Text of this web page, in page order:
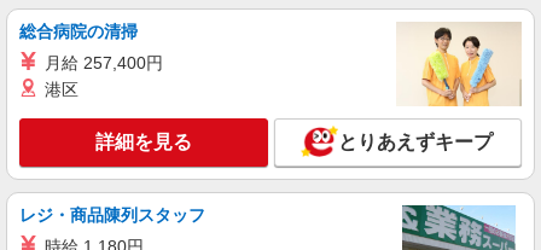
派遣社員
株式会社kotrio /●NG-H-1870986
＜春日井市＞障がい者施設の支援員＊軽作業の
時給1500円〜2125円 ＜日払い有/週払い有/交
通費全支給(ガソリン代含む)＞
春日井市内
キープ 詳細を見る
総合病院の清掃
月給 257,400円
港区
詳細を見る とりあえずキープ
レジ・商品陳列スタッフ